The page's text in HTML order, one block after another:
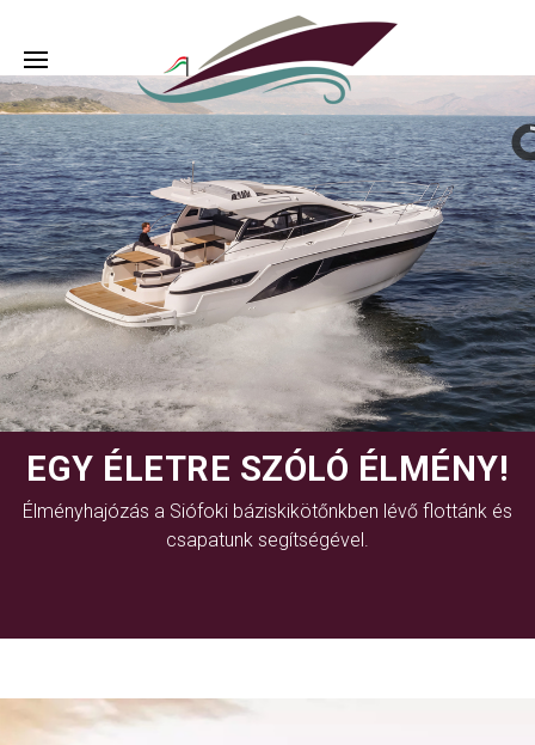
EGY ÉLETRE SZÓLÓ ÉLMÉNY!
Élményhajózás a Siófoki báziskikötőnkben lévő flottánk és
csapatunk segítségével.